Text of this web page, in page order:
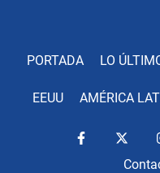
PORTADA LO
EEUU AMÉRICA